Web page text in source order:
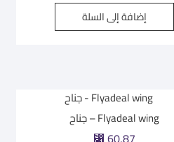
إضافة إلى السلة
Flyadeal wing – جناح
⃁